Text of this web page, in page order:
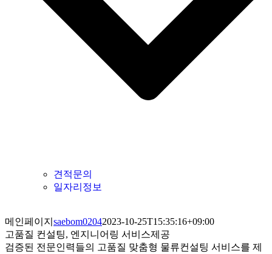
견적문의
일자리정보
메인페이지 saebom02042023-10-25T15:35:16+09:00
고품질 컨설팅, 엔지니어링 서비스제공
검증된 전문인력들의 고품질 맞춤형 물류컨설팅 서비스를 제